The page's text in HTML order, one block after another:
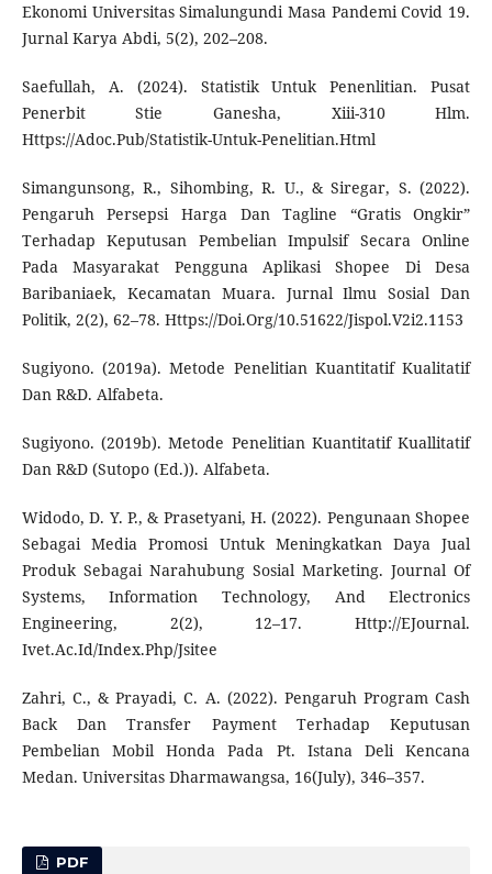
Ekonomi Universitas Simalungundi Masa Pandemi Covid 19.
Jurnal Karya Abdi, 5(2), 202–208.
Saefullah, A. (2024). Statistik Untuk Penenlitian. Pusat
Penerbit Stie Ganesha, Xiii-310 Hlm.
Https://Adoc.Pub/Statistik-Untuk-Penelitian.Html
Simangunsong, R., Sihombing, R. U., & Siregar, S. (2022).
Pengaruh Persepsi Harga Dan Tagline “Gratis Ongkir”
Terhadap Keputusan Pembelian Impulsif Secara Online
Pada Masyarakat Pengguna Aplikasi Shopee Di Desa
Baribaniaek, Kecamatan Muara. Jurnal Ilmu Sosial Dan
Politik, 2(2), 62–78. Https://Doi.Org/10.51622/Jispol.V2i2.1153
Sugiyono. (2019a). Metode Penelitian Kuantitatif Kualitatif
Dan R&D. Alfabeta.
Sugiyono. (2019b). Metode Penelitian Kuantitatif Kuallitatif
Dan R&D (Sutopo (Ed.)). Alfabeta.
Widodo, D. Y. P., & Prasetyani, H. (2022). Pengunaan Shopee
Sebagai Media Promosi Untuk Meningkatkan Daya Jual
Produk Sebagai Narahubung Sosial Marketing. Journal Of
Systems, Information Technology, And Electronics
Engineering, 2(2), 12–17. Http://EJournal.
Ivet.Ac.Id/Index.Php/Jsitee
Zahri, C., & Prayadi, C. A. (2022). Pengaruh Program Cash
Back Dan Transfer Payment Terhadap Keputusan
Pembelian Mobil Honda Pada Pt. Istana Deli Kencana
Medan. Universitas Dharmawangsa, 16(July), 346–357.
PDF